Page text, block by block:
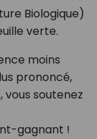
Biologique)
verte.
moins
prononcé,
vous soutenez
gagnant !